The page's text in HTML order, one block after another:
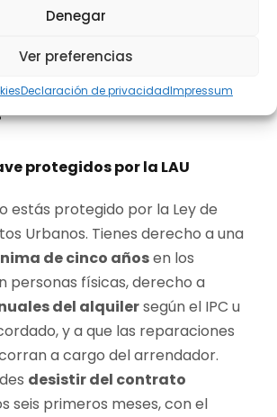
Denegar
Ver preferencias
Declaración de privacidadImpressum
tienes como inquilino
protegidos por la LAU
estás protegido por la Ley de
Urbanos. Tienes derecho a una
de cinco añosen los
personas físicas, derecho a
del alquilersegún el IPC u
y a que las reparaciones
a cargo del arrendador.
desistir del contrato
seis primeros meses, con el